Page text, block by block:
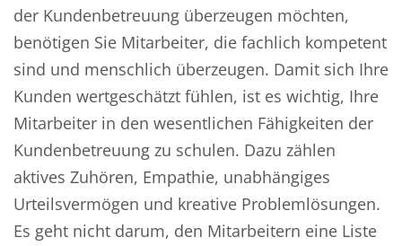
der Kundenbetreuung überzeugen möchten,
benötigen Sie Mitarbeiter, die fachlich kompetent
sind und menschlich überzeugen. Damit sich Ihre
Kunden wertgeschätzt fühlen, ist es wichtig, Ihre
Mitarbeiter in den wesentlichen Fähigkeiten der
Kundenbetreuung zu schulen. Dazu zählen
aktives Zuhören, Empathie, unabhängiges
Urteilsvermögen und kreative Problemlösungen.
Es geht nicht darum, den Mitarbeitern eine Liste